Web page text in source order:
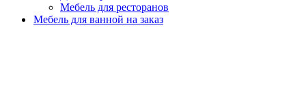
Мебель для ресторанов
Мебель для ванной на заказ